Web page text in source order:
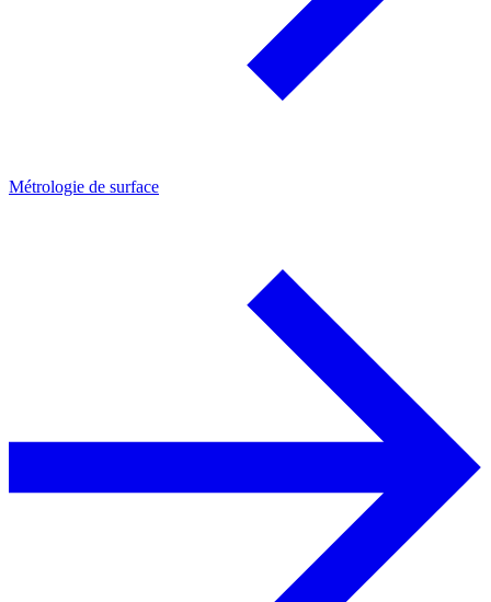
Métrologie de surface